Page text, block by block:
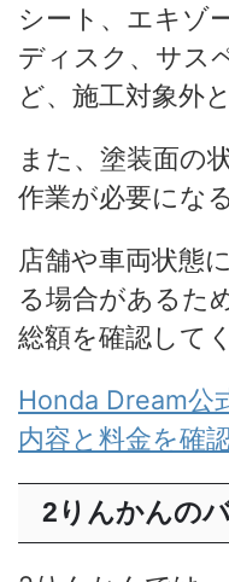
シート、エキゾ
ディスク、サス
ど、施工対象外
また、塗装面の
作業が必要にな
店舗や車両状態
る場合があるた
総額を確認して
Honda Dream公
内容と料金を確
2りんかんの